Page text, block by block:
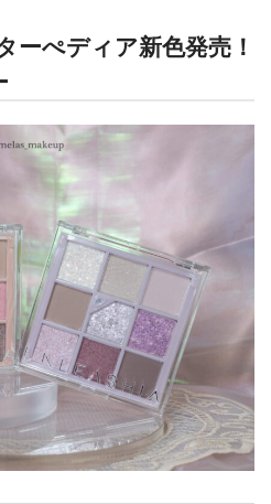
ーぺディア新色発売！